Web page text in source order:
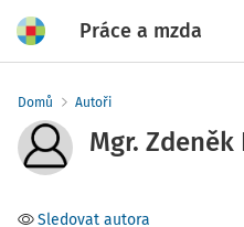
Práce a mzda
Domů Autoři
Mgr. Zdeněk
Sledovat autora